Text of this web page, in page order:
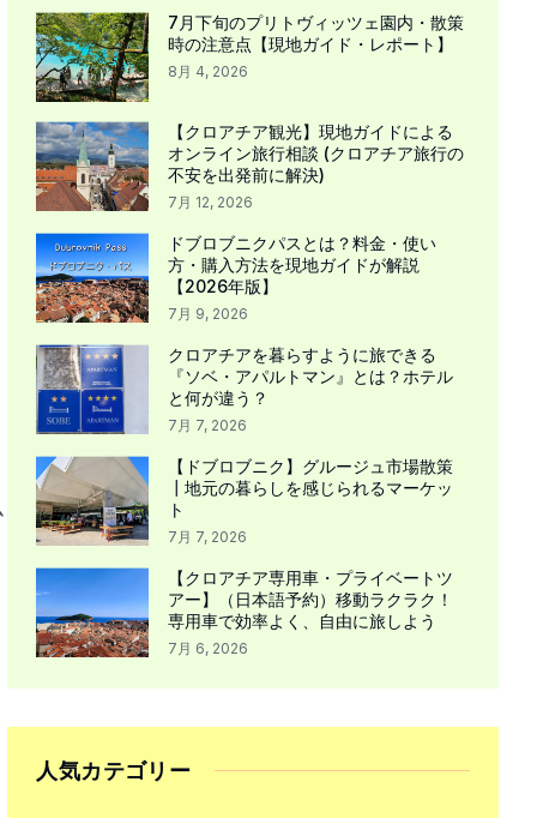
7月下旬のプリトヴィッツェ園内・散策
時の注意点【現地ガイド・レポート】
8月 4, 2026
【クロアチア観光】現地ガイドによる
オンライン旅行相談 (クロアチア旅行の
不安を出発前に解決)
7月 12, 2026
ドブロブニクパスとは？料金・使い
方・購入方法を現地ガイドが解説
【2026年版】
7月 9, 2026
クロアチアを暮らすように旅できる
『ソベ・アパルトマン』とは？ホテル
と何が違う？
7月 7, 2026
【ドブロブニク】グルージュ市場散策
┃地元の暮らしを感じられるマーケッ
ト
7月 7, 2026
【クロアチア専用車・プライベートツ
アー】（日本語予約）移動ラクラク！
専用車で効率よく、自由に旅しよう
7月 6, 2026
人気カテゴリー